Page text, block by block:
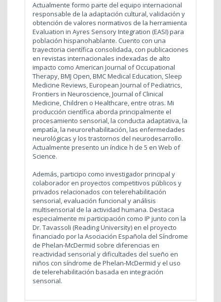
Actualmente formo parte del equipo internacional
responsable de la adaptación cultural, validación y
obtención de valores normativos de la herramienta
Evaluation in Ayres Sensory Integration (EASI) para
población hispanohablante. Cuento con una
trayectoria científica consolidada, con publicaciones
en revistas internacionales indexadas de alto
impacto como American Journal of Occupational
Therapy, BMJ Open, BMC Medical Education, Sleep
Medicine Reviews, European Journal of Pediatrics,
Frontiers in Neuroscience, Journal of Clinical
Medicine, Children o Healthcare, entre otras. Mi
producción científica aborda principalmente el
procesamiento sensorial, la conducta adaptativa, la
empatía, la neurorehabilitación, las enfermedades
neurológicas y los trastornos del neurodesarrollo.
Actualmente presento un índice h de 5 en Web of
Science.
Además, participo como investigador principal y
colaborador en proyectos competitivos públicos y
privados relacionados con telerehabilitación
sensorial, evaluación funcional y análisis
multisensorial de la actividad humana. Destaca
especialmente mi participación como IP junto con la
Dr. Tavassoli (Reading University) en el proyecto
financiado por la Asociación Española del Síndrome
de Phelan-McDermid sobre diferencias en
reactividad sensorial y dificultades del sueño en
niños con síndrome de Phelan-McDermid y el uso
de telerehabilitación basada en integración
sensorial.